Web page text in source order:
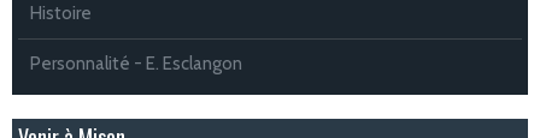
Histoire
Personnalité - E. Esclangon